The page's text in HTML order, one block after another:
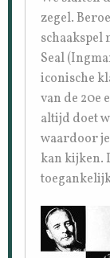
zegel.
schaakspel
Seal
iconische
van de 20e
altijd doet
waardoor
kan kijken.